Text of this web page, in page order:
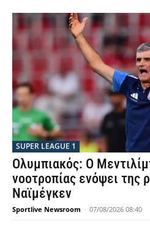
SUPER LEAGUE 1
Ολυμπιακός: Ο
νοοτροπίας ενόψει της
Ναϊμέγκεν
Sportlive Newsroom - 07/08/2026 08:40